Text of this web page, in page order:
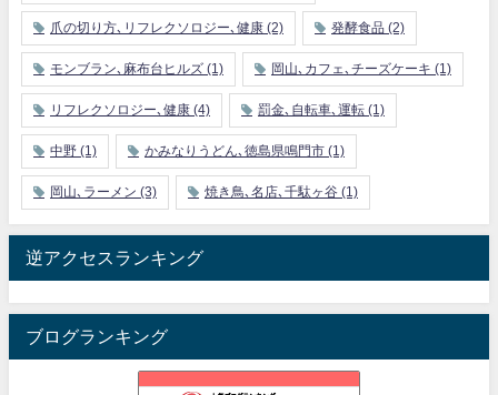
爪の切り方､リフレクソロジー､健康 (2) 発酵食品 (2)
モンブラン､麻布台ヒルズ (1) 岡山､カフェ､チーズケーキ (1)
リフレクソロジー､健康 (4) 罰金､自転車､運転 (1)
中野 (1) かみなりうどん､徳島県鳴門市 (1)
岡山､ラーメン (3) 焼き鳥､名店､千駄ヶ谷 (1)
逆アクセスランキング
ブログランキング